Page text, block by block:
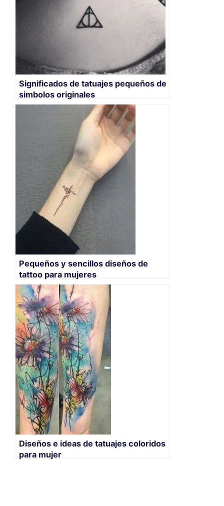
Significados de tatuajes pequeños de
simbolos originales
Pequeños y sencillos diseños de
tattoo para mujeres
Diseños e ideas de tatuajes coloridos
para mujer